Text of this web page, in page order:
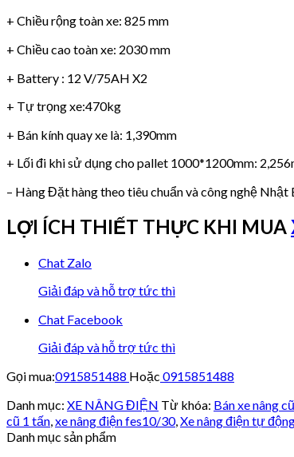
+ Chiều rộng toàn xe: 825 mm
+ Chiều cao toàn xe: 2030 mm
+ Battery : 12 V/75AH X2
+ Tự trọng xe:470kg
+ Bán kính quay xe là: 1,390mm
+ Lối đi khi sử dụng cho pallet 1000*1200mm:
– Hàng Đặt hàng theo tiêu chuẩn và công nghệ
LỢI ÍCH THIẾT THỰC KHI MUA
Chat Zalo
Giải đáp và hỗ trợ tức thì
Chat Facebook
Giải đáp và hỗ trợ tức thì
Gọi mua:0915851488 Hoặc 0915851488
Danh mục: XE NÂNG ĐIỆN Từ khóa: Bán xe nâng
cũ 1 tấn,xe nâng điện fes10/30,Xe nâng điện tự
Danh mục sản phẩm